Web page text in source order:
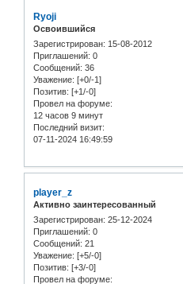
Ryoji
Освоившийся
Зарегистрирован: 15-08-2012
Приглашений: 0
Сообщений: 36
Уважение: [+0/-1]
Позитив: [+1/-0]
Провел на форуме:
12 часов 9 минут
Последний визит:
07-11-2024 16:49:59
player_z
Активно заинтересованный
Зарегистрирован: 25-12-2024
Приглашений: 0
Сообщений: 21
Уважение: [+5/-0]
Позитив: [+3/-0]
Провел на форуме: